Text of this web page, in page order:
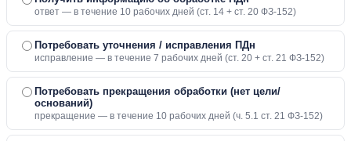
ответ — в течение 10 рабочих дней (ст. 14 + ст. 20 ФЗ-152)
Потребовать уточнения / исправления ПДн
исправление — в течение 7 рабочих дней (ст. 20 + ст. 21 ФЗ-152)
Потребовать прекращения обработки (нет цели/
оснований)
прекращение — в течение 10 рабочих дней (ч. 5.1 ст. 21 ФЗ-152)